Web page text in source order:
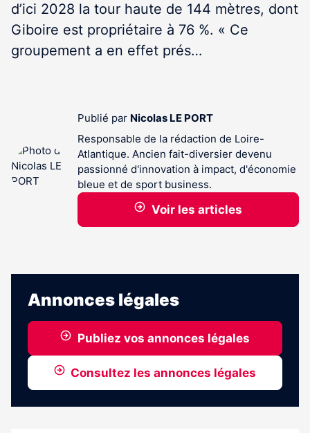
d’ici 2028 la tour haute de 144 mètres, dont
Giboire est propriétaire à 76 %. « Ce
groupement a en effet prés…
Publié par Nicolas LE PORT
Responsable de la rédaction de Loire-
Atlantique. Ancien fait-diversier devenu
passionné d'innovation à impact, d'économie
bleue et de sport business.
Voir les articles
Annonces légales
Publiez vos annonces légales
Consultez les annonces légales